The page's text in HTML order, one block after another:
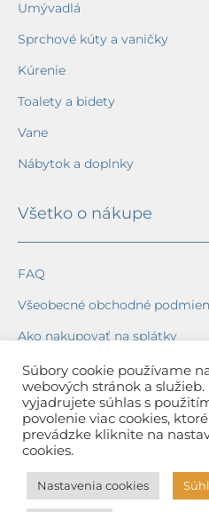
Umývadlá
Sprchové kúty a vaničky
Kúrenie
Toalety a bidety
Vane
Nábytok a doplnky
Všetko o nákupe
FAQ
Všeobecné obchodné
Ako nakupovať na splátky
Ochrana osobných údajov
Reklamačný poriadok
Spôsob a cena dopravy
Spôsob platby
Súbory cookie používame
webových stránok a
vyjadrujete súhlas s
povolenie viac cookies,
prevádzke kliknite na
cookies.
Nastavenia cookies